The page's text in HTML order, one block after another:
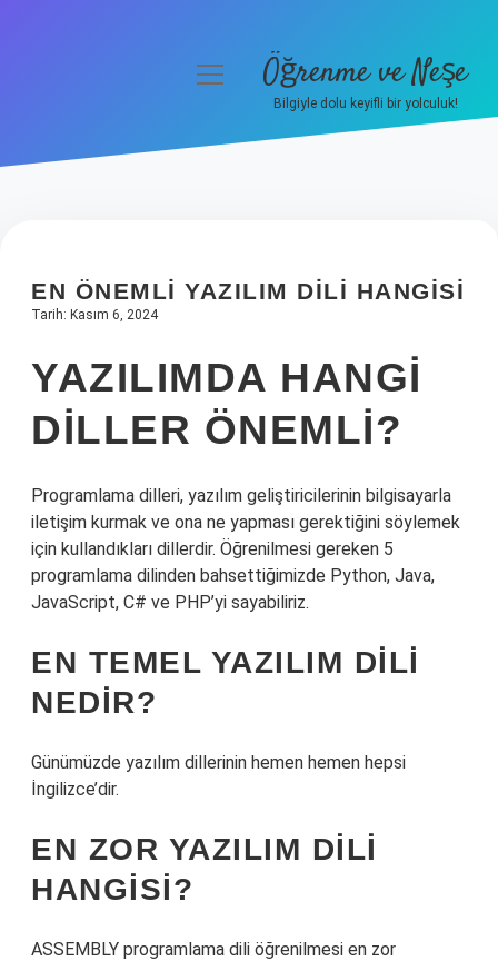
Hakkımızda
menüyüÖğrenme ve Neşe
Bilgiyle dolu keyifli bir yolculuk!
EN ÖNEMLI YAZILIM DILI HANGISI
Tarih: Kasım 6, 2024
YAZILIMDA HANGI
DILLER ÖNEMLI?
Programlama dilleri, yazılım geliştiricilerinin bilgisayarla
iletişim kurmak ve ona ne yapması gerektiğini söylemek
için kullandıkları dillerdir. Öğrenilmesi gereken 5
programlama dilinden bahsettiğimizde Python, Java,
JavaScript, C# ve PHP’yi sayabiliriz.
EN TEMEL YAZILIM DILI
NEDIR?
Günümüzde yazılım dillerinin hemen hemen hepsi
İngilizce’dir.
EN ZOR YAZILIM DILI
HANGISI?
ASSEMBLY programlama dili öğrenilmesi en zor